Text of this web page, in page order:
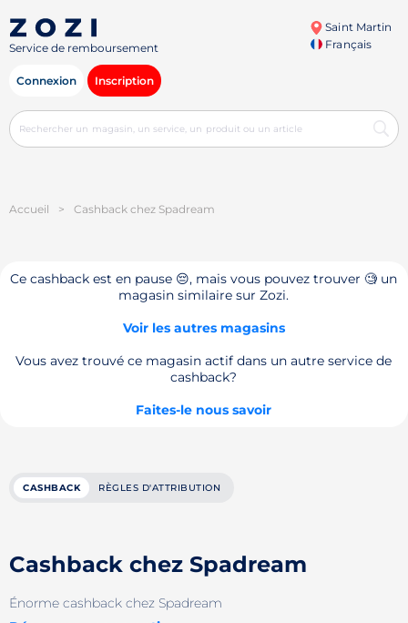
Service de remboursement
Saint Martin
Français
Connexion Inscription
Accueil > Cashback chez Spadream
Ce cashback est en pause 😔, mais vous pouvez trouver 🧐 un
magasin similaire sur Zozi.
Voir les autres magasins
Vous avez trouvé ce magasin actif dans un autre service de
cashback?
Faites-le nous savoir
CASHBACK RÈGLES D'ATTRIBUTION
Cashback chez Spadream
Énorme cashback chez Spadream